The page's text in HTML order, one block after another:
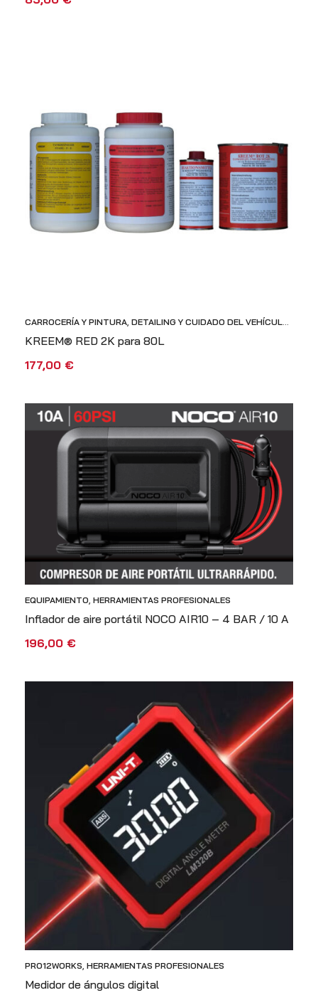
CARROCERÍA Y PINTURA DETAILING Y CUIDADO DEL VEHÍCULO
KREEM® RED 2K para 80L
177,00 €
EQUIPAMIENTO HERRAMIENTAS PROFESIONALES
Inflador de aire portátil NOCO AIR10 – 4 BAR / 10 A
196,00 €
PRO12WORKS HERRAMIENTAS PROFESIONALES
Medidor de ángulos digital